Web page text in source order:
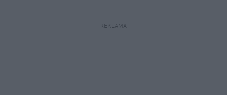
REKLAMA